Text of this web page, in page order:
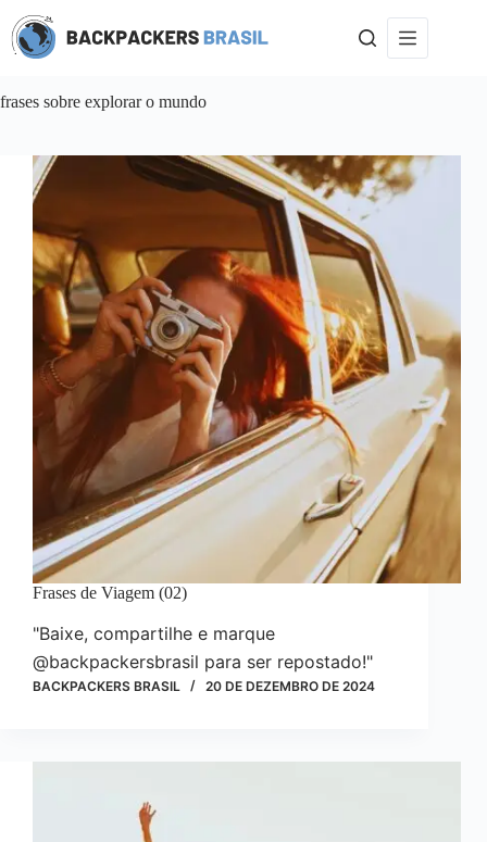
para
frases sobre explorar o mundo
Frases de Viagem (02)
"Baixe, compartilhe e marque
@backpackersbrasil para ser repostado!"
BACKPACKERS BRASIL 20 DE DEZEMBRO DE 2024